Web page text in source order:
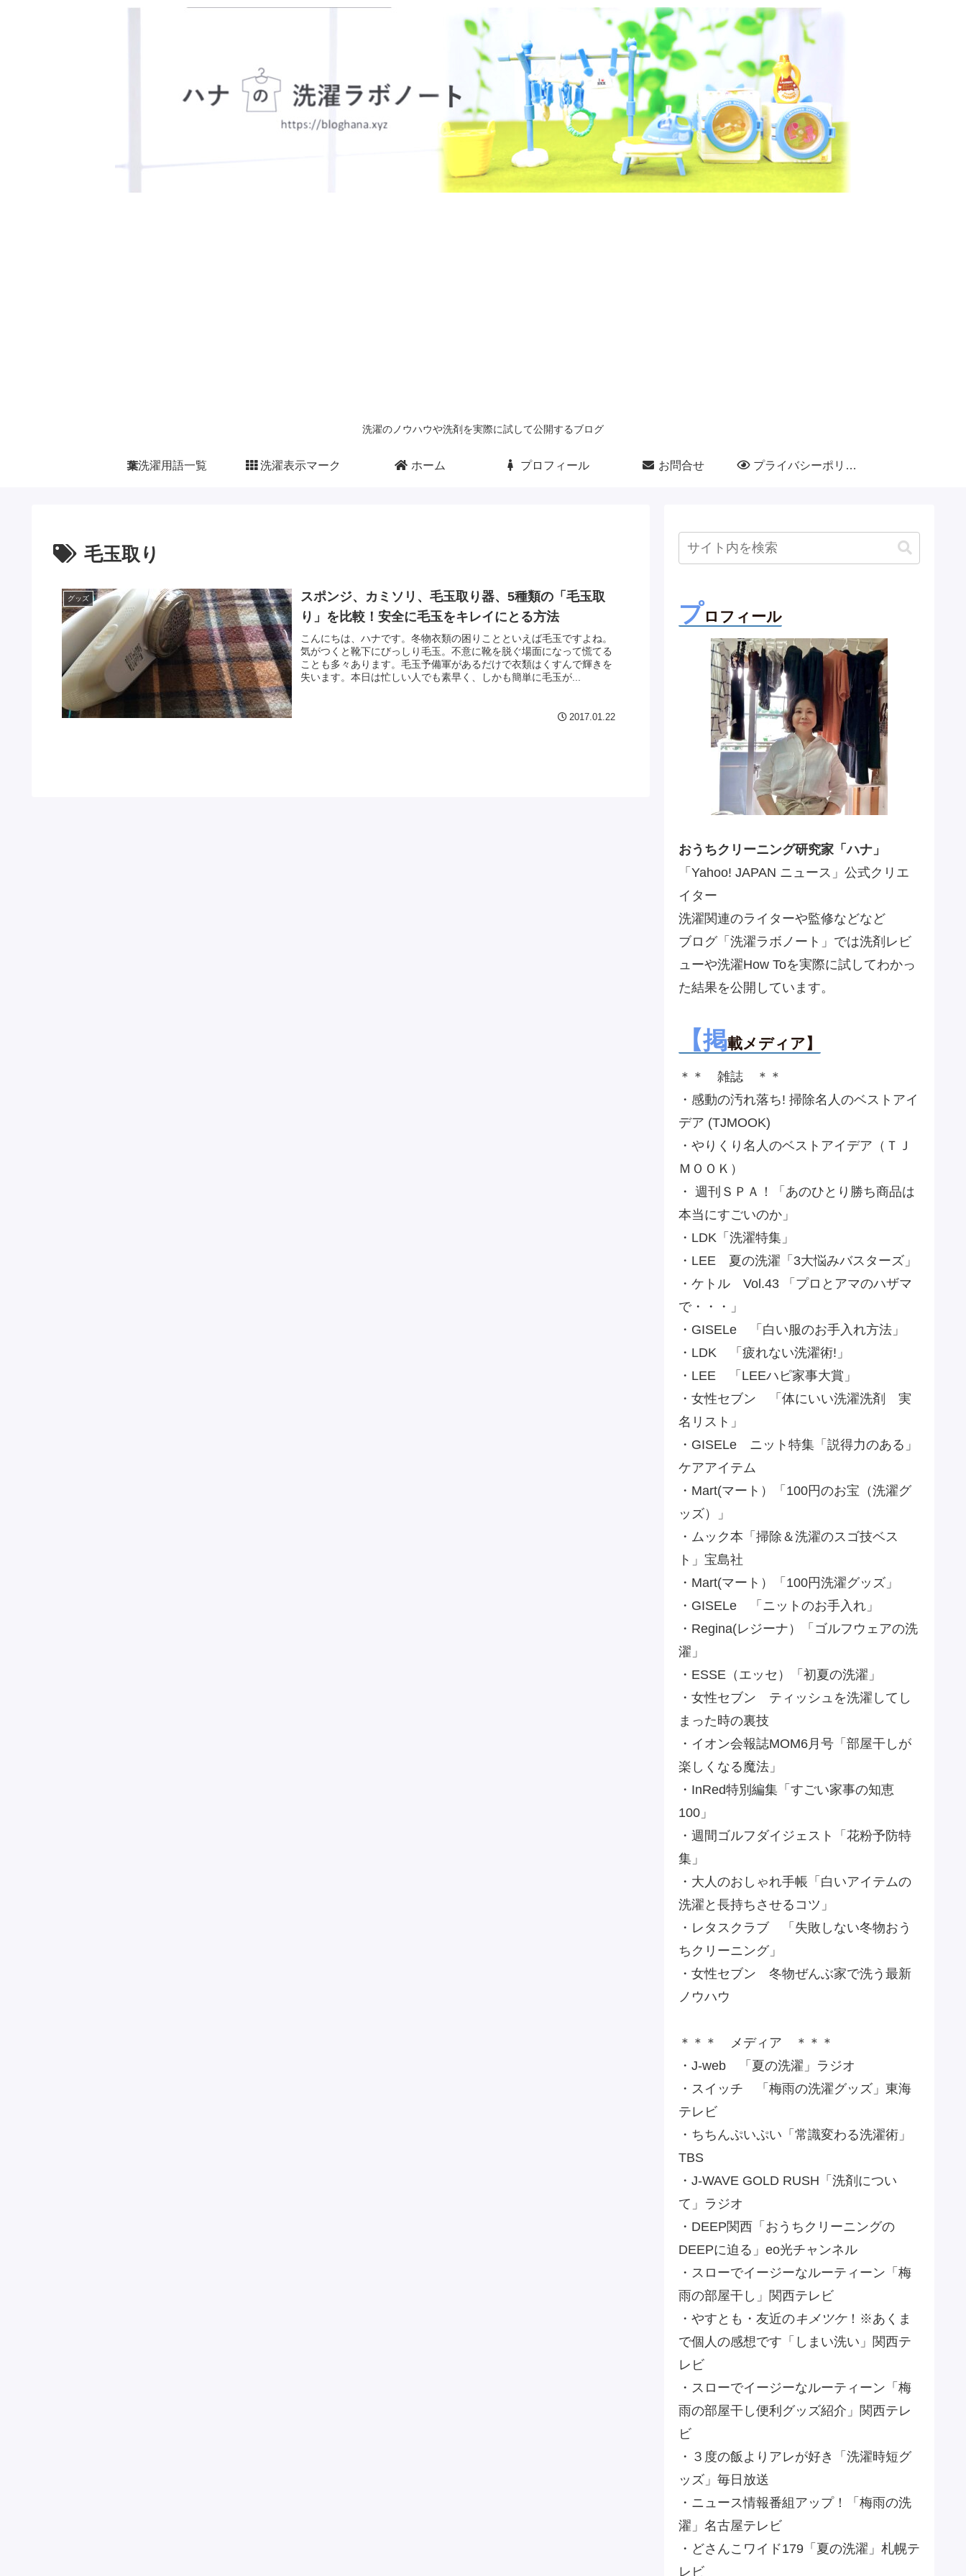
洗濯のノウハウや洗剤を実際に試して公開するブログ
洗濯用語一覧 洗濯表示マーク ホーム プロフィール お問合せ プライバシーポリシー
毛玉取り
グッズ
スポンジ、カミソリ、毛玉取り器、5種類の「毛玉取
り」を比較！安全に毛玉をキレイにとる方法
こんにちは、ハナです。冬物衣類の困りことといえば毛玉ですよね。
気がつくと靴下にびっしり毛玉。不意に靴を脱ぐ場面になって慌てる
ことも多々あります。毛玉予備軍があるだけで衣類はくすんで輝きを
失います。本日は忙しい人でも素早く、しかも簡単に毛玉が...
2017.01.22
プロフィール
おうちクリーニング研究家「ハナ」
「Yahoo! JAPAN ニュース」公式クリエ
イター
洗濯関連のライターや監修などなど
ブログ「洗濯ラボノート」では洗剤レビ
ューや洗濯How Toを実際に試してわかっ
た結果を公開しています。
【掲載メディア】
＊＊ 雑誌 ＊＊
・感動の汚れ落ち! 掃除名人のベストアイ
デア (TJMOOK)
・やりくり名人のベストアイデア（ＴＪ
ＭＯＯＫ）
・ 週刊ＳＰＡ！「あのひとり勝ち商品は
本当にすごいのか」
・LDK「洗濯特集」
・LEE 夏の洗濯「3大悩みバスターズ」
・ケトル Vol.43 「プロとアマのハザマ
で・・・」
・GISELe 「白い服のお手入れ方法」
・LDK 「疲れない洗濯術!」
・LEE 「LEEハピ家事大賞」
・女性セブン 「体にいい洗濯洗剤 実
名リスト」
・GISELe ニット特集「説得力のある」
ケアアイテム
・Mart(マート）「100円のお宝（洗濯グ
ッズ）」
・ムック本「掃除＆洗濯のスゴ技ベス
ト」宝島社
・Mart(マート）「100円洗濯グッズ」
・GISELe 「ニットのお手入れ」
・Regina(レジーナ）「ゴルフウェアの洗
濯」
・ESSE（エッセ）「初夏の洗濯」
・女性セブン ティッシュを洗濯してし
まった時の裏技
・イオン会報誌MOM6月号「部屋干しが
楽しくなる魔法」
・InRed特別編集「すごい家事の知恵
100」
・週間ゴルフダイジェスト「花粉予防特
集」
・大人のおしゃれ手帳「白いアイテムの
洗濯と長持ちさせるコツ」
・レタスクラブ 「失敗しない冬物おう
ちクリーニング」
・女性セブン 冬物ぜんぶ家で洗う最新
ノウハウ
＊＊＊ メディア ＊＊＊
・J-web 「夏の洗濯」ラジオ
・スイッチ 「梅雨の洗濯グッズ」東海
テレビ
・ちちんぷいぷい「常識変わる洗濯術」
TBS
・J-WAVE GOLD RUSH「洗剤につい
て」ラジオ
・DEEP関西「おうちクリーニングの
DEEPに迫る」eo光チャンネル
・スローでイージーなルーティーン「梅
雨の部屋干し」関西テレビ
・やすとも・友近のキメツケ！※あくま
で個人の感想です「しまい洗い」関西テ
レビ
・スローでイージーなルーティーン「梅
雨の部屋干し便利グッズ紹介」関西テレ
ビ
・３度の飯よりアレが好き「洗濯時短グ
ッズ」毎日放送
・ニュース情報番組アップ！「梅雨の洗
濯」名古屋テレビ
・どさんこワイド179「夏の洗濯」札幌テ
レビ